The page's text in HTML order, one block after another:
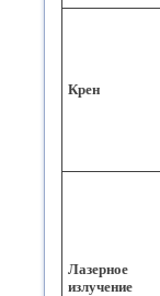
Крен
Лазерное
излучение